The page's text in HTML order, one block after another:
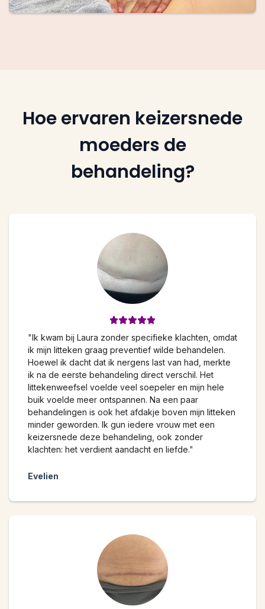
Hoe ervaren keizersnede
moeders de
behandeling?
"Ik kwam bij Laura zonder specifieke klachten, omdat
ik mijn litteken graag preventief wilde behandelen.
Hoewel ik dacht dat ik nergens last van had, merkte
ik na de eerste behandeling direct verschil. Het
littekenweefsel voelde veel soepeler en mijn hele
buik voelde meer ontspannen. Na een paar
behandelingen is ook het afdakje boven mijn litteken
minder geworden. Ik gun iedere vrouw met een
keizersnede deze behandeling, ook zonder
klachten: het verdient aandacht en liefde."
Evelien